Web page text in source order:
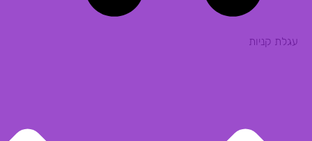
עגלת קניות